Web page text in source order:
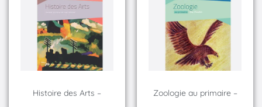
Histoire des Arts –
Zoologie au primaire –